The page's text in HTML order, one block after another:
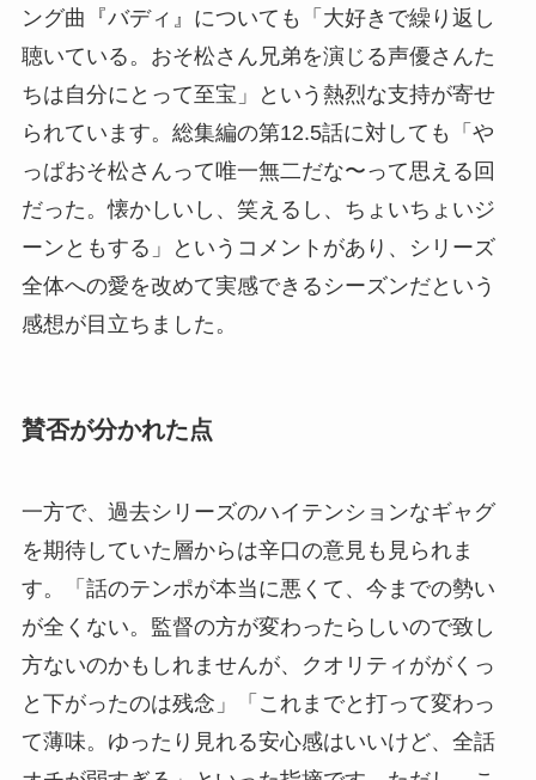
ング曲『バディ』についても「大好きで繰り返し
聴いている。おそ松さん兄弟を演じる声優さんた
ちは自分にとって至宝」という熱烈な支持が寄せ
られています。総集編の第12.5話に対しても「や
っぱおそ松さんって唯一無二だな〜って思える回
だった。懐かしいし、笑えるし、ちょいちょいジ
ーンともする」というコメントがあり、シリーズ
全体への愛を改めて実感できるシーズンだという
感想が目立ちました。
賛否が分かれた点
一方で、過去シリーズのハイテンションなギャグ
を期待していた層からは辛口の意見も見られま
す。「話のテンポが本当に悪くて、今までの勢い
が全くない。監督の方が変わったらしいので致し
方ないのかもしれませんが、クオリティががくっ
と下がったのは残念」「これまでと打って変わっ
て薄味。ゆったり見れる安心感はいいけど、全話